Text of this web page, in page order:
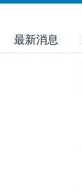
主最新消息